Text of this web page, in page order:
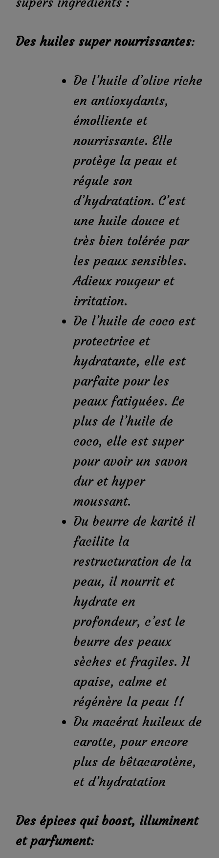
Des huiles super nourrissantes:
De l’huile d’olive riche
en antioxydants,
émolliente et
nourrissante. Elle
protège la peau et
régule son
d’hydratation. C’est
une huile douce et
très bien tolérée par
les peaux sensibles.
Adieux rougeur et
irritation.
De l’huile de coco est
protectrice et
hydratante, elle est
parfaite pour les
peaux fatiguées. Le
plus de l’huile de
coco, elle est super
pour avoir un savon
dur et hyper
moussant.
Du beurre de karité il
facilite la
restructuration de la
peau, il nourrit et
hydrate en
profondeur, c’est le
beurre des peaux
sèches et fragiles. Il
apaise, calme et
régénère la peau !!
Du macérat huileux de
carotte, pour encore
plus de bêtacarotène,
et d’hydratation
Des épices qui boost, illuminent
et parfument: